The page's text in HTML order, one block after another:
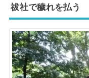
祓社で穢れを払う